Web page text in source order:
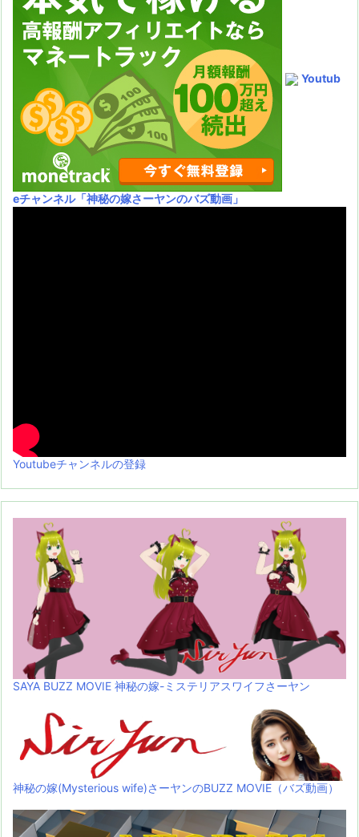
Youtub
eチャンネル「神秘の嫁さーヤンのバズ動画」
Youtubeチャンネルの登録
SAYA BUZZ MOVIE 神秘の嫁-ミステリアスワイフさーヤン
神秘の嫁(Mysterious wife)さーヤンのBUZZ MOVIE（バズ動画）